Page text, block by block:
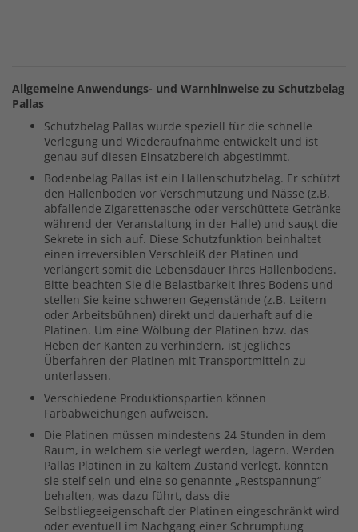
Allgemeine Anwendungs- und Warnhinweise zu Schutzbelag
Pallas
Schutzbelag Pallas wurde speziell für die schnelle
Verlegung und Wiederaufnahme entwickelt und ist
genau auf diesen Einsatzbereich abgestimmt.
Bodenbelag Pallas ist ein Hallenschutzbelag. Er schützt
den Hallenboden vor Verschmutzung und Nässe (z.B.
abfallende Zigarettenasche oder verschüttete Getränke
während der Veranstaltung in der Halle) und saugt die
Sekrete in sich auf. Diese Schutzfunktion beinhaltet
einen irreversiblen Verschleiß der Platinen und
verlängert somit die Lebensdauer Ihres Hallenbodens.
Bitte beachten Sie die Belastbarkeit Ihres Bodens und
stellen Sie keine schweren Gegenstände (z.B. Leitern
oder Arbeitsbühnen) direkt und dauerhaft auf die
Platinen. Um eine Wölbung der Platinen bzw. das
Heben der Kanten zu verhindern, ist jegliches
Überfahren der Platinen mit Transportmitteln zu
unterlassen.
Verschiedene Produktionspartien können
Farbabweichungen aufweisen.
Die Platinen müssen mindestens 24 Stunden in dem
Raum, in welchem sie verlegt werden, lagern. Werden
Pallas Platinen in zu kaltem Zustand verlegt, könnten
sie steif sein und eine so genannte „Restspannung“
behalten, was dazu führt, dass die
Selbstliegeeigenschaft der Platinen eingeschränkt wird
oder eventuell im Nachgang einer Schrumpfung